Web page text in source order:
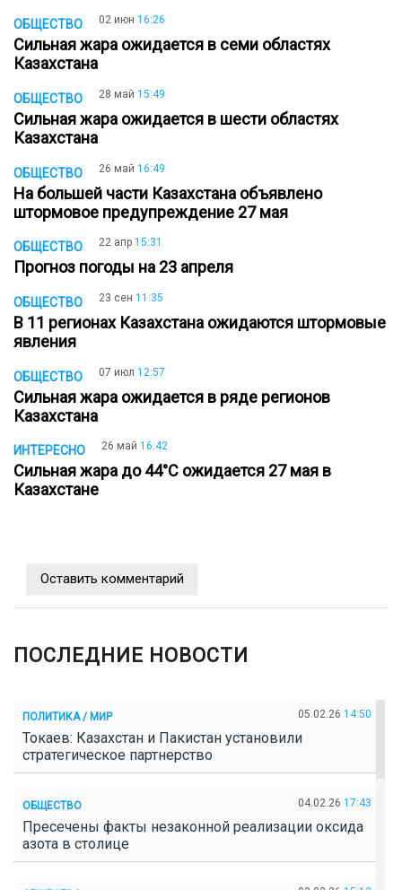
ОБЩЕСТВО 02 июн 16:26
Сильная жара ожидается в семи областях
Казахстана
ОБЩЕСТВО 28 май 15:49
Сильная жара ожидается в шести областях
Казахстана
ОБЩЕСТВО 26 май 16:49
На большей части Казахстана объявлено
штормовое предупреждение 27 мая
ОБЩЕСТВО 22 апр 15:31
Прогноз погоды на 23 апреля
ОБЩЕСТВО 23 сен 11:35
В 11 регионах Казахстана ожидаются штормовые
явления
ОБЩЕСТВО 07 июл 12:57
Сильная жара ожидается в ряде регионов
Казахстана
ИНТЕРЕСНО 26 май 16:42
Сильная жара до 44°С ожидается 27 мая в
Казахстане
Оставить комментарий
ПОСЛЕДНИЕ НОВОСТИ
ПОЛИТИКА / МИР 05.02.26 14:50
Токаев: Казахстан и Пакистан установили
стратегическое партнерство
ОБЩЕСТВО 04.02.26 17:43
Пресечены факты незаконной реализации оксида
азота в столице